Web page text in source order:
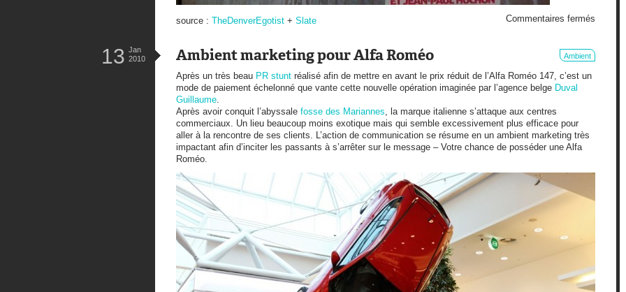
source : TheDenverEgotist + Slate Commentaires fermés
Ambient marketing pour Alfa Roméo Ambient
13 Jan
2010
Après un très beau PR stunt réalisé afin de mettre en avant le prix réduit de l’Alfa Roméo 147, c’est un
mode de paiement échelonné que vante cette nouvelle opération imaginée par l’agence belge Duval
Guillaume.
Après avoir conquit l’abyssale fosse des Mariannes, la marque italienne s’attaque aux centres
commerciaux. Un lieu beaucoup moins exotique mais qui semble excessivement plus efficace pour
aller à la rencontre de ses clients. L’action de communication se résume en un ambient marketing très
impactant afin d’inciter les passants à s’arrêter sur le message – Votre chance de posséder une Alfa
Roméo.